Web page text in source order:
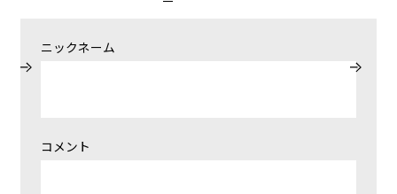
ニックネーム
コメント